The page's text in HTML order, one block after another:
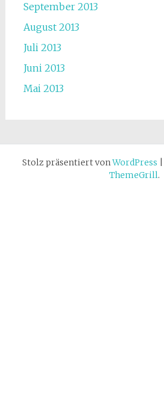
September 2013
August 2013
Juli 2013
Juni 2013
Mai 2013
Stolz präsentiert vonWordPress
ThemeGrill.